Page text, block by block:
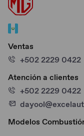
Ventas
+502 2229 0422
Atención a clientes
+502 2229 0422
Modelos